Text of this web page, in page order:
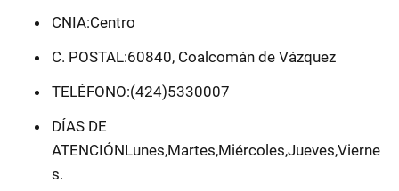
CNIA:Centro
C. POSTAL:60840, Coalcomán de Vázquez
TELÉFONO:(424)5330007
DÍAS DE
ATENCIÓNLunes,Martes,Miércoles,Jueves,Vierne
s.